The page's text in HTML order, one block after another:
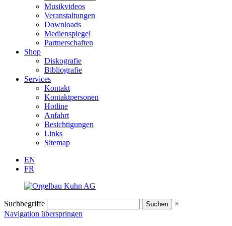
Musikvideos
Veranstaltungen
Downloads
Medienspiegel
Partnerschaften
Shop
Diskografie
Bibliografie
Services
Kontakt
Kontaktpersonen
Hotline
Anfahrt
Besichtigungen
Links
Sitemap
EN
FR
Suchbegriffe
×
Navigation überspringen